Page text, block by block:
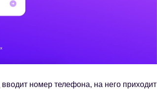
номер телефона, на него приходит